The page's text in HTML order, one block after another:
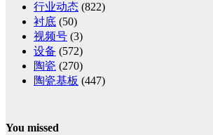
行业动态 (822)
衬底 (50)
视频号 (3)
设备 (572)
陶瓷 (270)
陶瓷基板 (447)
You missed